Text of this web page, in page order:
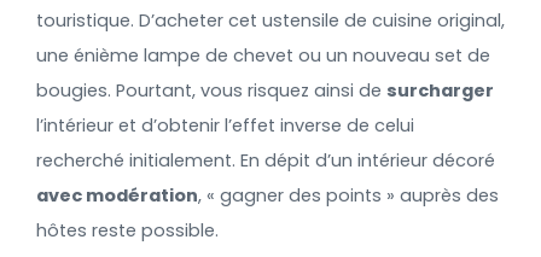
touristique. D’acheter cet ustensile de cuisine original,
une énième lampe de chevet ou un nouveau set de
bougies. Pourtant, vous risquez ainsi de surcharger
l’intérieur et d’obtenir l’effet inverse de celui
recherché initialement. En dépit d’un intérieur décoré
avec modération, « gagner des points » auprès des
hôtes reste possible.